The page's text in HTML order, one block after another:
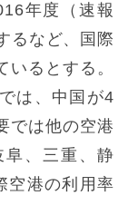
年度（速報
るなど、国際
るとする。
は、中国が4
では他の空港
、三重、静
空港の利用率